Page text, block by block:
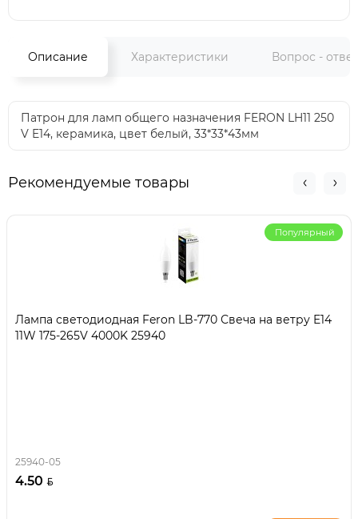
Описание Характеристики Вопрос -
Патрон для ламп общего назначения FERON LH11 250
V E14, керамика, цвет белый, 33*33*43мм
Рекомендуемые товары
Популярный
Лампа светодиодная Feron LB-770 Свеча на ветру E14
11W 175-265V 4000K 25940
25940-05
4.50